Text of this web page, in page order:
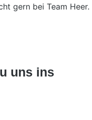
gern bei Team Heer.
uns ins